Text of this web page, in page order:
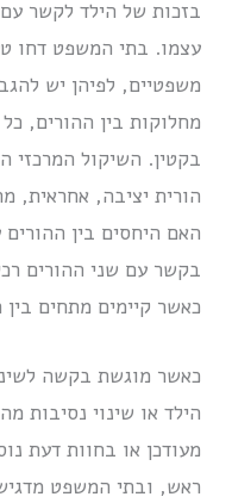
בזכות של הילד לקשר
עצמו. בתי המשפט דחו
משפטיים, לפיהן יש
מחלוקות בין ההורים,
בקטין. השיקול המרכזי
הורית יציבה, אחראית,
האם היחסים בין
בקשר עם שני ההורים
כאשר קיימים מתחים בין
כאשר מוגשת בקשה
הילד או שינוי נסיבות
מעודכן או בחוות דעת
ראש, ובתי המשפט